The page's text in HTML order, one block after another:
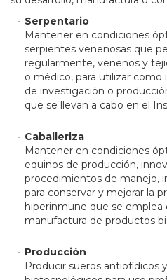
Serpentario
Mantener en condiciones
serpientes venenosas que
regularmente, venenos y
o médico, para utilizar como
de investigación o
que se llevan a cabo en el
Caballeriza
Mantener en condiciones
equinos de producción,
procedimientos de manejo,
para conservar y mejorar la
hiperinmune que se emplea
manufactura de productos
Producción
Producir sueros antiofídicos